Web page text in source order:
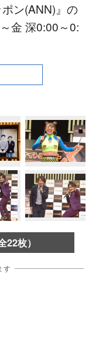
ン(ANN)』の
金 深0:00～0:
22枚）
す